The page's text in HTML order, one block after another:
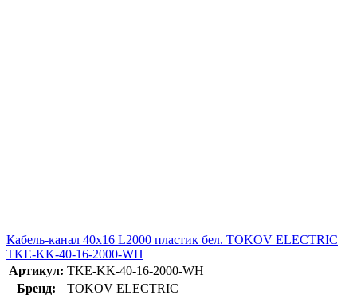
Кабель-канал 40х16 L2000 пластик бел. TOKOV ELECTRIC
TKE-KK-40-16-2000-WH
Артикул: TKE-KK-40-16-2000-WH
Бренд:
TOKOV ELECTRIC